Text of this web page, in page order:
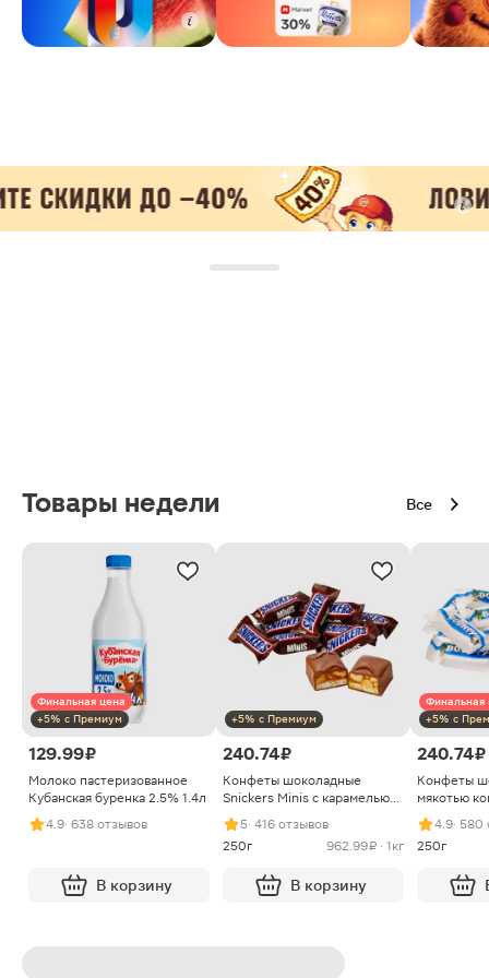
Товары недели Все
Финальная цена
+5% с Премиум
129.99 ₽
Молоко пастеризованное
Кубанская буренка 2.5% 1.4л
4.9· 638 отзывов
В корзину
+5% с Премиум
240.74 ₽
Конфеты шоколадные
Snickers Minis с карамелью
арахисом и нугой
5· 416 отзывов
250г
962.99 ₽ · 1кг
В корзину
Финальная
+5% с
240.74 ₽
Конфеты
мякотью
4.9· 580
250г